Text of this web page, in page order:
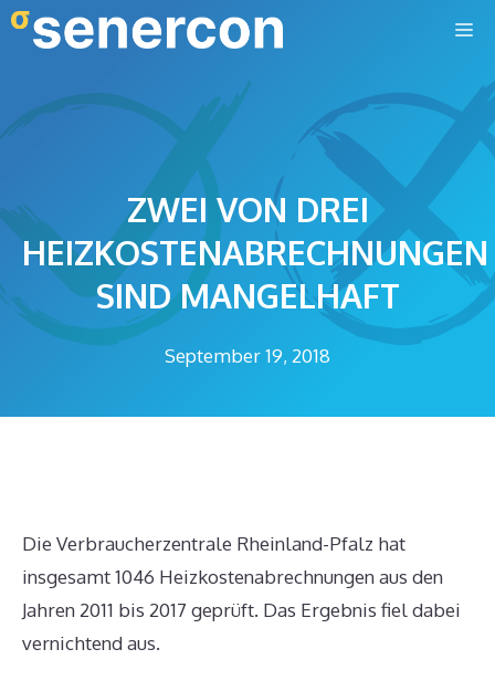
Zum
Inhalt
ZWEI VON DREI
HEIZKOSTENABRECHNUNGEN
SIND MANGELHAFT
September 19, 2018
Die Verbraucherzentrale Rheinland-Pfalz hat
insgesamt 1046 Heizkostenabrechnungen aus den
Jahren 2011 bis 2017 geprüft. Das Ergebnis fiel dabei
vernichtend aus.